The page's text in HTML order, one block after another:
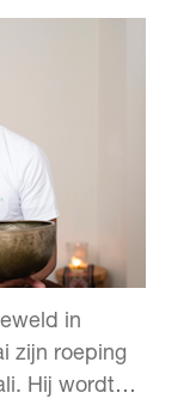
in
zijn roeping
Hij wordt